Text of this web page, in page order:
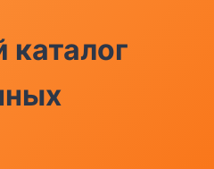
каталог